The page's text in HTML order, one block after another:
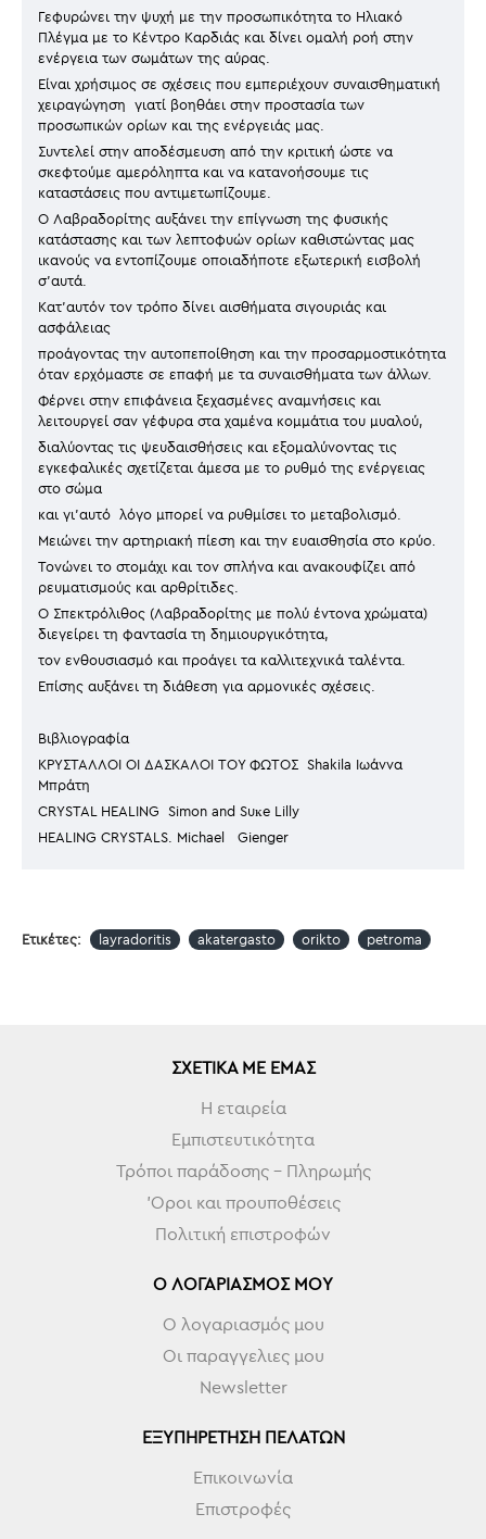
Γεφυρώνει την ψυχή με την προσωπικότητα το Ηλιακό
Πλέγμα με το Κέντρο Καρδιάς και δίνει ομαλή ροή στην
ενέργεια των σωμάτων της αύρας.
Είναι χρήσιμος σε σχέσεις που εμπεριέχουν συναισθηματική
χειραγώγηση γιατί βοηθάει στην προστασία των
προσωπικών ορίων και της ενέργειάς μας.
Συντελεί στην αποδέσμευση από την κριτική ώστε να
σκεφτούμε αμερόληπτα και να κατανοήσουμε τις
καταστάσεις που αντιμετωπίζουμε.
Ο Λαβραδορίτης αυξάνει την επίγνωση της φυσικής
κατάστασης και των λεπτοφυών ορίων καθιστώντας μας
ικανούς να εντοπίζουμε οποιαδήποτε εξωτερική εισβολή
σ'αυτά.
Κατ'αυτόν τον τρόπο δίνει αισθήματα σιγουριάς και
ασφάλειας
προάγοντας την αυτοπεποίθηση και την προσαρμοστικότητα
όταν ερχόμαστε σε επαφή με τα συναισθήματα των άλλων.
Φέρνει στην επιφάνεια ξεχασμένες αναμνήσεις και
λειτουργεί σαν γέφυρα στα χαμένα κομμάτια του μυαλού,
διαλύοντας τις ψευδαισθήσεις και εξομαλύνοντας τις
εγκεφαλικές σχετίζεται άμεσα με το ρυθμό της ενέργειας
στο σώμα
και γι'αυτό λόγο μπορεί να ρυθμίσει το μεταβολισμό.
Μειώνει την αρτηριακή πίεση και την ευαισθησία στο κρύο.
Τονώνει το στομάχι και τον σπλήνα και ανακουφίζει από
ρευματισμούς και αρθρίτιδες.
Ο Σπεκτρόλιθος (Λαβραδορίτης με πολύ έντονα χρώματα)
διεγείρει τη φαντασία τη δημιουργικότητα,
τον ενθουσιασμό και προάγει τα καλλιτεχνικά ταλέντα.
Επίσης αυξάνει τη διάθεση για αρμονικές σχέσεις.
Βιβλιογραφία
ΚΡΥΣΤΑΛΛΟΙ ΟΙ ΔΆΣΚΑΛΟΙ ΤΟΥ ΦΩΤΟΣ Shakila Ιωάννα
Μπράτη
CRYSTAL HEALING Simon and Suĸe Lilly
HEALING CRYSTALS. Michael Gienger
Ετικέτες: layradoritis akatergasto orikto petroma
ΣΧΕΤΙΚΆ ΜΕ ΕΜΆΣ
Η εταιρεία
Εμπιστευτικότητα
Τρόποι παράδοσης - Πληρωμής
'Οροι και προυποθέσεις
Πολιτική επιστροφών
Ο ΛΟΓΑΡΙΑΣΜΌΣ ΜΟΥ
Ο λογαριασμός μου
Οι παραγγελιες μου
Newsletter
ΕΞΥΠΗΡΈΤΗΣΗ ΠΕΛΑΤΏΝ
Επικοινωνία
Επιστροφές